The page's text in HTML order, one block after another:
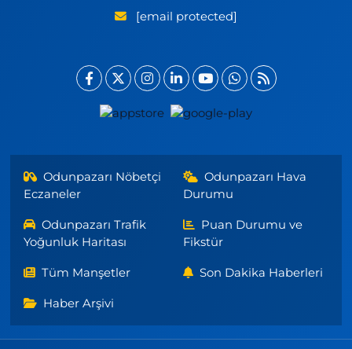
[email protected]
Odunpazarı Nöbetçi
Eczaneler
Odunpazarı Hava
Durumu
Odunpazarı Trafik
Yoğunluk Haritası
Puan Durumu ve
Fikstür
Tüm Manşetler Son Dakika Haberleri
Haber Arşivi